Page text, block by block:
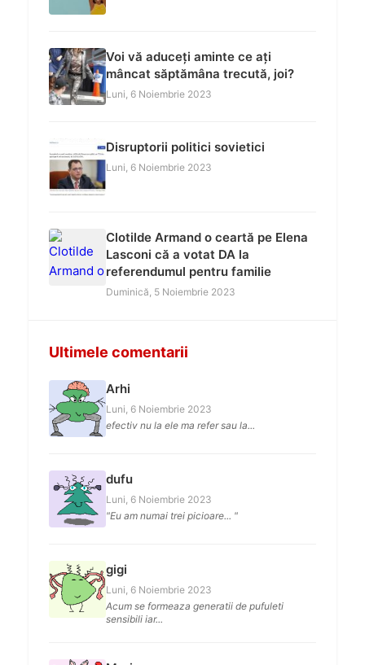
Voi vă aduceți aminte ce ați
mâncat săptămâna trecută, joi?
Luni, 6 Noiembrie 2023
Disruptorii politici sovietici
Luni, 6 Noiembrie 2023
Clotilde Armand o ceartă pe Elena
Lasconi că a votat DA la
referendumul pentru familie
Duminică, 5 Noiembrie 2023
Ultimele comentarii
Arhi
Luni, 6 Noiembrie 2023
efectiv nu la ele ma refer sau la...
dufu
Luni, 6 Noiembrie 2023
"Eu am numai trei picioare... "
gigi
Luni, 6 Noiembrie 2023
Acum se formeaza generatii de pufuleti
sensibili iar...